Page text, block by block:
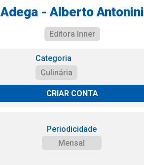
Adega - Alberto Antonini
Editora Inner
Categoria
Culinária
CRIAR CONTA
Periodicidade
Mensal